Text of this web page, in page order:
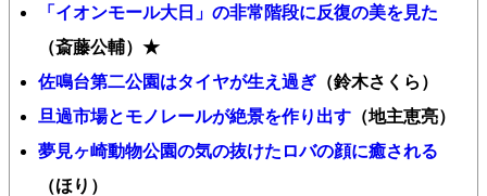
「イオンモール大日」の非常階段に反復の美を見た
（斎藤公輔）★
佐鳴台第二公園はタイヤが生え過ぎ （鈴木さくら）
旦過市場とモノレールが絶景を作り出す （地主恵亮）
夢見ヶ崎動物公園の気の抜けたロバの顔に癒される
（ほり）